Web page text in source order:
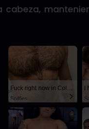
cabeza,
Sniffies
I